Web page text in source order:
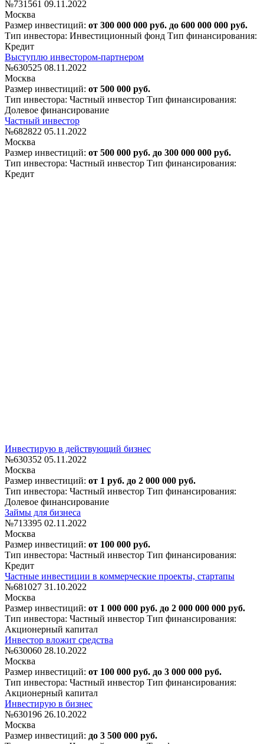
№731561 09.11.2022
Москва
Размер инвестиций: от 300 000 000 руб. до 600 000 000 руб.
Тип инвестора: Инвестиционный фонд Тип финансирования:
Кредит
Выступлю инвестором-партнером
№630525 08.11.2022
Москва
Размер инвестиций: от 500 000 руб.
Тип инвестора: Частный инвестор Тип финансирования:
Долевое финансирование
Частный инвестор
№682822 05.11.2022
Москва
Размер инвестиций: от 500 000 руб. до 300 000 000 руб.
Тип инвестора: Частный инвестор Тип финансирования:
Кредит
Инвестирую в действующий бизнес
№630352 05.11.2022
Москва
Размер инвестиций: от 1 руб. до 2 000 000 руб.
Тип инвестора: Частный инвестор Тип финансирования:
Долевое финансирование
Займы для бизнеса
№713395 02.11.2022
Москва
Размер инвестиций: от 100 000 руб.
Тип инвестора: Частный инвестор Тип финансирования:
Кредит
Частные инвестиции в коммерческие проекты, стартапы
№681027 31.10.2022
Москва
Размер инвестиций: от 1 000 000 руб. до 2 000 000 000 руб.
Тип инвестора: Частный инвестор Тип финансирования:
Акционерный капитал
Инвестор вложит средства
№630060 28.10.2022
Москва
Размер инвестиций: от 100 000 руб. до 3 000 000 руб.
Тип инвестора: Частный инвестор Тип финансирования:
Акционерный капитал
Инвестирую в бизнес
№630196 26.10.2022
Москва
Размер инвестиций: до 3 500 000 руб.